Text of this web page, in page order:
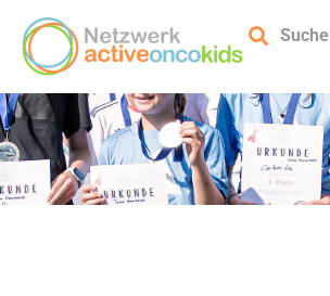
Suche